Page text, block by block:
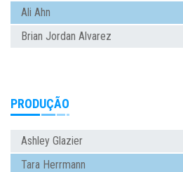
Ali Ahn
Brian Jordan Alvarez
PRODUÇÃO
Ashley Glazier
Tara Herrmann